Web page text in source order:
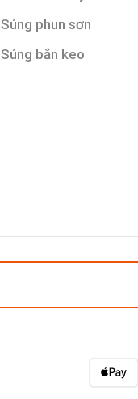
Súng phun sơn
Súng bắn keo